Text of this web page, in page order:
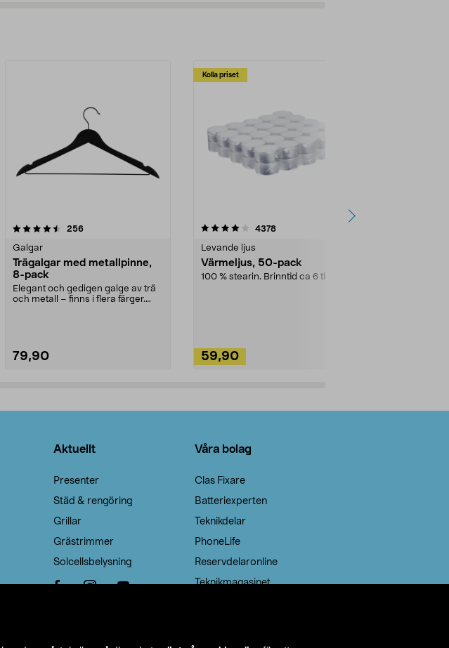
256recensioner
Galgar
Trägalgar med metallpinne,
8-pack
Elegant och gedigen galge av trä
och metall – finns i flera färger.
79,90
Kolla priset
4.0av 5 stjärnor 4378recensioner
Levande ljus
Värmeljus, 50-pack
100 % stearin. Brinntid ca 6 tim.
59,90
4.5av 5 stjärnor
Aktuellt
Presenter
Städ & rengöring
Grillar
Grästrimmer
Solcellsbelysning
Våra bolag
Clas Fixare
Batteriexperten
Teknikdelar
PhoneLife
Reservdelaronline
Teknikmagasinet